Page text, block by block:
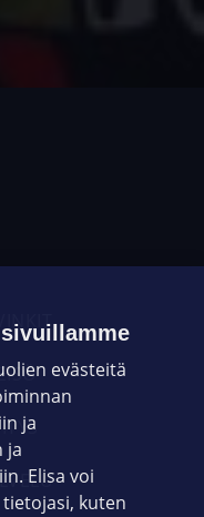
evästeitä
ja
ja
Elisa voi
kuten